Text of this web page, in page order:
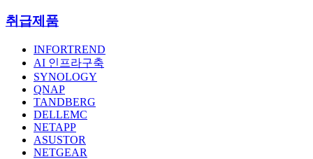
취급제품
INFORTREND
AI 인프라구축
SYNOLOGY
QNAP
TANDBERG
DELLEMC
NETAPP
ASUSTOR
NETGEAR